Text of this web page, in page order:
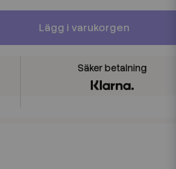
Lägg i varukorgen